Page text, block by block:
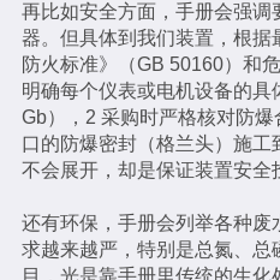
再比如安全方面，手册会强
器。但具体到我们装置，根
防火标准》（GB 50160）和
明确每个仪表或电机设备的具
Gb），2 采购时严格核对防
口的防爆密封（格兰头）施
不会展开，却是保证装置安全
还有环保，手册会列举各种
求越来越严，特别是总氮、总
目，光是靠手册里传统的生